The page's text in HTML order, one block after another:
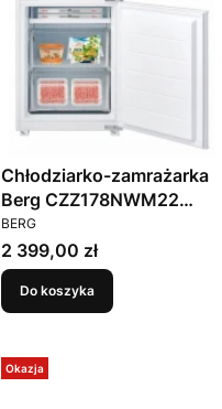
Chłodziarko-zamrażarka
Berg CZZ178NWM22
178cm
PRODUCENT
BERG
Cena
2 399,00 zł
Do koszyka
Okazja